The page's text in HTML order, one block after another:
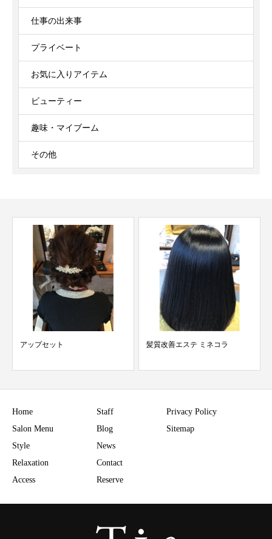
仕事の出来事
プライベート
お気に入りアイテム
ビューティー
趣味・マイブーム
その他
髪質改善エステ ミネコラ
春のイメージチェンジにミネコ
Home
Salon Menu
Style
Relaxation
Access
Staff
Blog
News
Contact
Reserve
Privacy Policy
Sitemap